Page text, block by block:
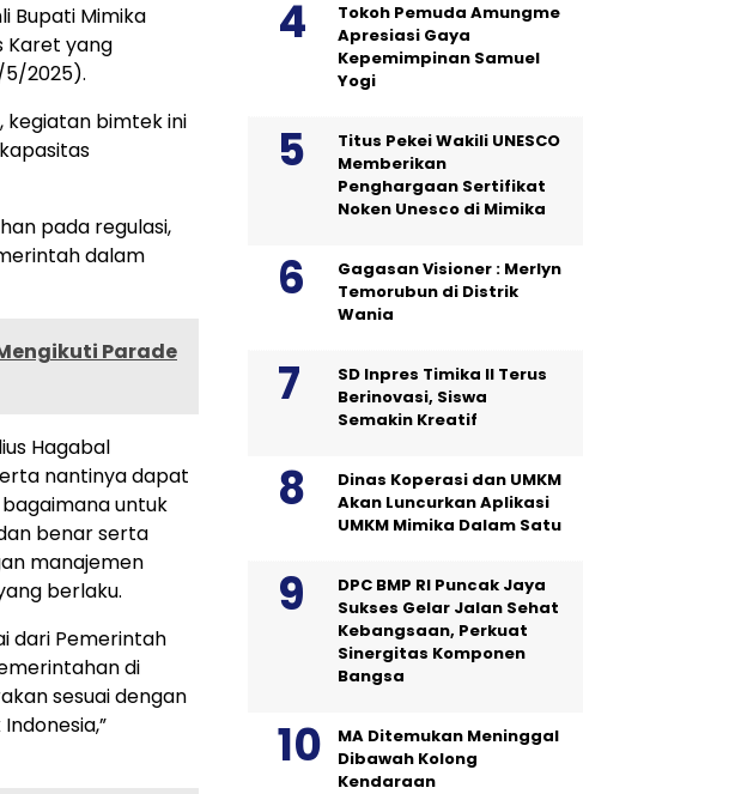
Bupati Mimika
Karet yang
5/2025).
kegiatan bimtek ini
pada regulasi,
dalam
Parade
Hagabal
nantinya dapat
untuk
benar serta
manajemen
berlaku.
dari Pemerintah
di
sesuai dengan
Tokoh Pemuda Amungme
Apresiasi Gaya
Kepemimpinan Samuel
Yogi
Titus Pekei Wakili UNESCO
Memberikan
Penghargaan Sertifikat
Noken Unesco di Mimika
Gagasan Visioner : Merlyn
Temorubun di Distrik
Wania
SD Inpres Timika II Terus
Berinovasi, Siswa
Semakin Kreatif
Dinas Koperasi dan UMKM
Akan Luncurkan Aplikasi
UMKM Mimika Dalam Satu
DPC BMP RI Puncak Jaya
Sukses Gelar Jalan Sehat
Kebangsaan, Perkuat
Sinergitas Komponen
Bangsa
MA Ditemukan Meninggal
Dibawah Kolong
Kendaraan